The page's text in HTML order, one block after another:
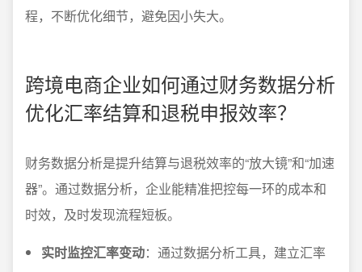
程，不断优化细节，避免因小失大。
跨境电商企业如何通过财务数据分析
优化汇率结算和退税申报效率？
财务数据分析是提升结算与退税效率的“放大镜”和“加速
器”。通过数据分析，企业能精准把控每一环的成本和
时效，及时发现流程短板。
实时监控汇率变动：通过数据分析工具，建立汇率